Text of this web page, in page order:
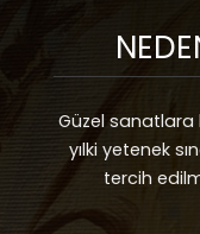
Güzel sanatlara
yılki yetenek
tercih